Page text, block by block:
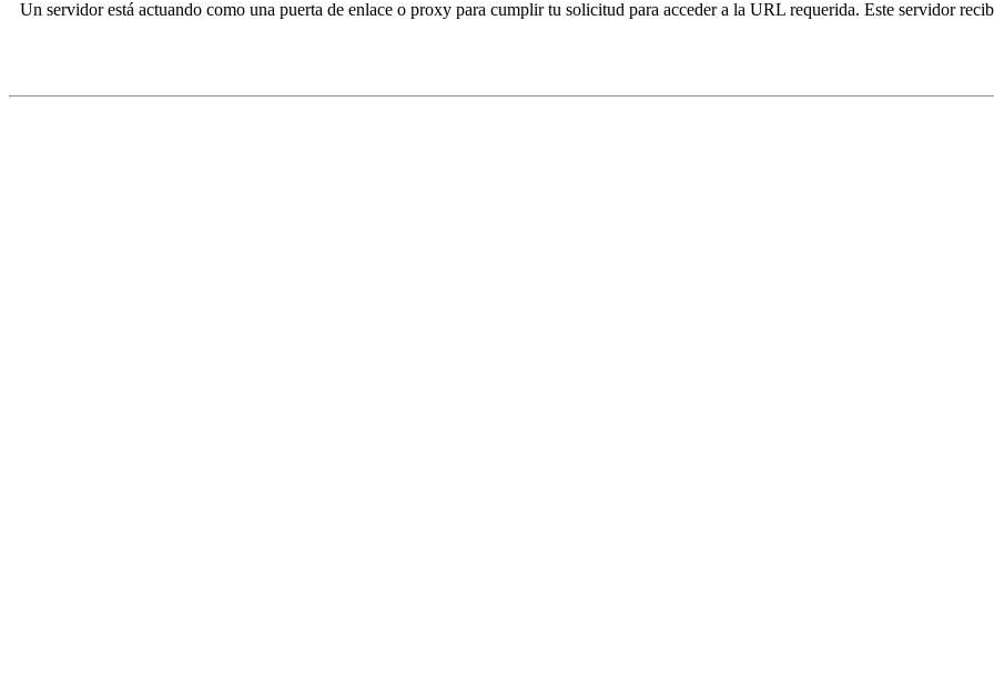
Un servidor está actuando como una puerta de enlace o proxy para cumplir tu solicitud para acceder a la URL requerida. Este servidor